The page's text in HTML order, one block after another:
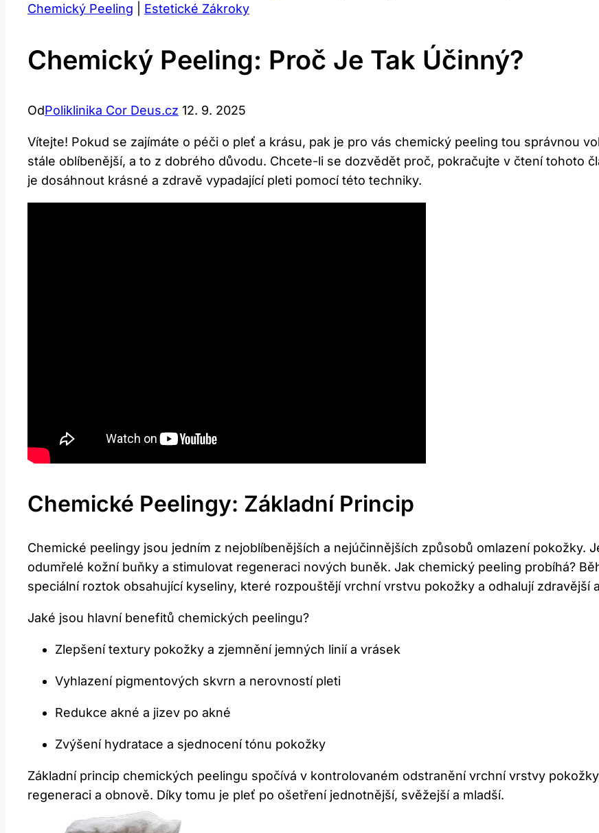
Chemický Peeling
Estetické Zákroky
Chemický Peeling: Proč Je Tak Účinný?
OdPoliklinika Cor Deus.cz 12. 9. 2025
Vítejte! Pokud se zajímáte o péči o pleť a krásu, pak je pro vás chemický peeling tou správnou
stále oblíbenější, a to z dobrého důvodu. Chcete-li se dozvědět proč, pokračujte v čtení tohoto
je dosáhnout krásné a zdravě vypadající pleti pomocí této techniky.
Chemické Peelingy: Základní Princip
Chemické peelingy jsou jedním z nejoblíbenějších a nejúčinnějších způsobů omlazení pokožky.
odumřelé kožní buňky a stimulovat regeneraci nových buněk. Jak chemický peeling probíhá?
speciální roztok obsahující kyseliny, které rozpouštějí vrchní vrstvu pokožky a odhalují zdravější
Jaké jsou hlavní benefitů chemických peelingu?
Zlepšení textury pokožky a zjemnění jemných linií a vrásek
Vyhlazení pigmentových skvrn a nerovností pleti
Redukce akné a jizev po akné
Zvýšení hydratace a sjednocení tónu pokožky
Základní princip chemických peelingu spočívá v kontrolovaném odstranění vrchní vrstvy
regeneraci a obnově. Díky tomu je pleť po ošetření jednotnější, svěžejší a mladší.